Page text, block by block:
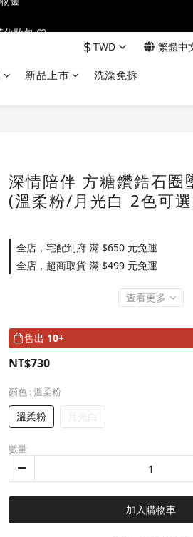
$TWD 繁體中
新品上市 洗澡免拆
深情陪伴 方糖鑽鋯石圈
(溫柔粉/月光白 2色可
全店，宅配到府 滿 $650 元免運
全店，超商取貨 滿 $499 元免運
查看更多
售出 10+
NT$730
顏色 : 溫柔粉
溫柔粉 月光白
數量
加入購物車